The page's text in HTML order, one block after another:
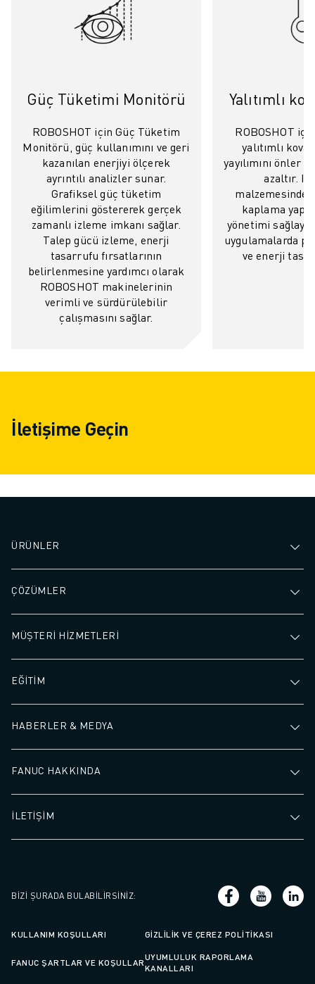
İNDIRME MERKEZI » MYFANUC
EĞITIM VE ÖĞRETIM
WORLDSKILLS & GENÇ YETENEKLER
HABERLER & MEDYA
ETKINLIKLER
EĞITIM ETKINLIKLERI
FANUC HAKKINDA
FANUC HAKKINDA
AVRUPA'DA FANUC
LOKASYONLARIMIZ
SÜRDÜRÜLEBILIRLIK
FANUC ILE GELECEĞINIZI ŞEKILLENDIRIN
BIZE KATILIN » KARIYER PORTALI
LOKASYONLAR
Güç Tüketimi Monitörü
ROBOSHOT için Güç Tüketim
Monitörü, güç kullanımını ve geri
kazanılan enerjiyi ölçerek
ayrıntılı analizler sunar.
Grafiksel güç tüketim
eğilimlerini göstererek gerçek
zamanlı izleme imkanı sağlar.
Talep gücü izleme, enerji
tasarrufu fırsatlarının
belirlenmesine yardımcı olarak
ROBOSHOT makinelerinin
verimli ve sürdürülebilir
çalışmasını sağlar.
Yalıtımlı
ROBOSHOT
yalıtımlı
yayılımını önler
azaltır.
kaplama
yönetimi
uygulamalarda
ve enerji
İletişime Geçin
ÜRÜNLER
ÇÖZÜMLER
MÜŞTERİ HİZMETLERİ
EĞİTİM
HABERLER & MEDYA
FANUC HAKKINDA
İLETİŞİM
BIZI ŞURADA BULABILIRSINIZ:
KULLANIM KOŞULLARI GIZLILIK VE ÇEREZ POLITIKASI
FANUC ŞARTLAR VE KOŞULLAR
UYUMLULUK RAPORLAMA
KANALLARI